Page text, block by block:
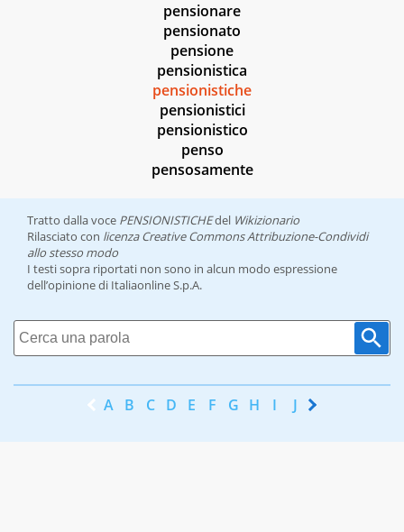
pensionare
pensionato
pensione
pensionistica
pensionistiche
pensionistici
pensionistico
penso
pensosamente
Tratto dalla voce PENSIONISTICHEdel Wikizionario
Rilasciato con licenza Creative Commons Attribuzione-Condividi
allo stesso modo
I testi sopra riportati non sono in alcun modo espressione
dell’opinione di Italiaonline S.p.A.
A B C D E F G H I J K